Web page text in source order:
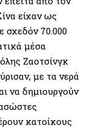
είχαν ως
σχεδόν 70.000
μέσα
Ζαοτσίνγκ
με τα νερά
να δημιουργούν
κατοίκους